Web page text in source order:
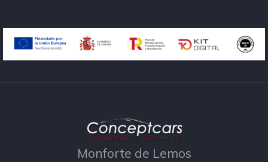
Monforte de Lemos